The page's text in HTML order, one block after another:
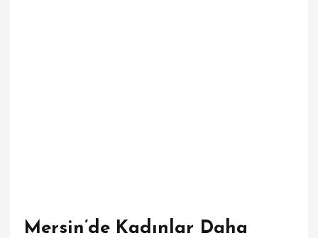
Mersin’de Kadınlar Daha